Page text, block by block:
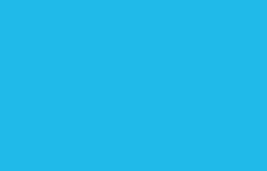
ist
unseren
uns ein
Daten
ist,
eine